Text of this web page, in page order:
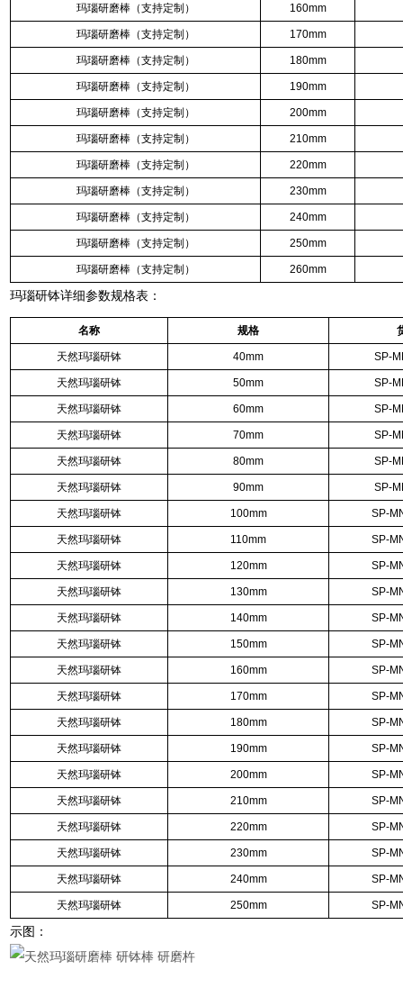
玛瑙研磨棒（支持定制） 160mm
玛瑙研磨棒（支持定制） 170mm
玛瑙研磨棒（支持定制） 180mm
玛瑙研磨棒（支持定制） 190mm
玛瑙研磨棒（支持定制） 200mm
玛瑙研磨棒（支持定制） 210mm
玛瑙研磨棒（支持定制） 220mm
玛瑙研磨棒（支持定制） 230mm
玛瑙研磨棒（支持定制） 240mm
玛瑙研磨棒（支持定制） 250mm
玛瑙研磨棒（支持定制） 260mm
玛瑙研钵详细参数规格表：
名称 规格
天然玛瑙研钵 40mm SP-
天然玛瑙研钵 50mm SP-
天然玛瑙研钵 60mm SP-
天然玛瑙研钵 70mm SP-
天然玛瑙研钵 80mm SP-
天然玛瑙研钵 90mm SP-
天然玛瑙研钵 100mm SP-
天然玛瑙研钵 110mm SP-
天然玛瑙研钵 120mm SP-
天然玛瑙研钵 130mm SP-
天然玛瑙研钵 140mm SP-
天然玛瑙研钵 150mm SP-
天然玛瑙研钵 160mm SP-
天然玛瑙研钵 170mm SP-
天然玛瑙研钵 180mm SP-
天然玛瑙研钵 190mm SP-
天然玛瑙研钵 200mm SP-
天然玛瑙研钵 210mm SP-
天然玛瑙研钵 220mm SP-
天然玛瑙研钵 230mm SP-
天然玛瑙研钵 240mm SP-
天然玛瑙研钵 250mm SP-
示图：